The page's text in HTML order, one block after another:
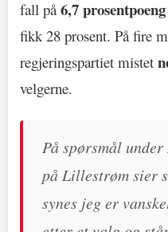
fall på6,7 prosentpoeng
fikk 28 prosent. På fire
regjeringspartiet mistet
velgerne.
På spørsmål
på Lillestrøm sier
synes jeg er